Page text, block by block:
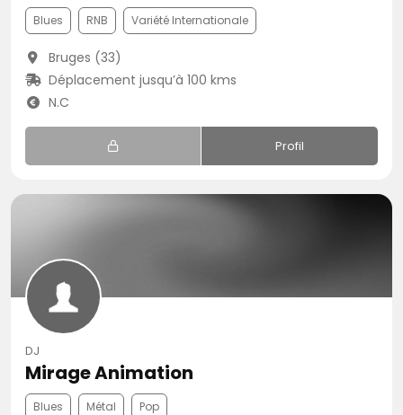
Blues RNB Variété Internationale
Bruges (33)
Déplacement jusqu’à 100 kms
N.C
Profil
DJ
Mirage Animation
Blues Métal Pop